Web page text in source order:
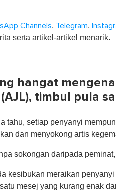
Channels, Telegram,
serta artikel-artikel menarik.
hangat
timbul pula
tahu, setiap penyanyi
dan menyokong artis
sokongan daripada
kesibukan meraikan
mesej yang kurang enak